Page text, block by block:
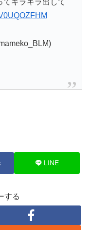
LINE
する